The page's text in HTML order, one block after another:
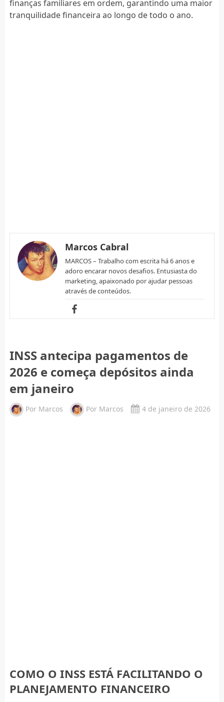
finanças familiares em ordem, garantindo uma maior
tranquilidade financeira ao longo de todo o ano.
Marcos Cabral
MARCOS – Trabalho com escrita há 6 anos e
adoro encarar novos desafios. Entusiasta do
marketing, apaixonado por ajudar pessoas
através de conteúdos.
INSS antecipa pagamentos de
2026 e começa depósitos ainda
em janeiro
Por Marcos Por Marcos 4 de janeiro de 2026
COMO O INSS ESTÁ FACILITANDO O
PLANEJAMENTO FINANCEIRO